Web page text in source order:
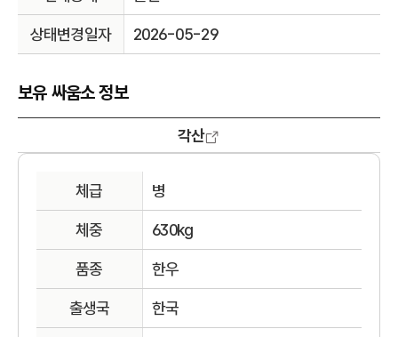
상태변경일자 2026-05-29
보유 싸움소 정보
각산
체급 병
체중 630kg
품종 한우
출생국 한국